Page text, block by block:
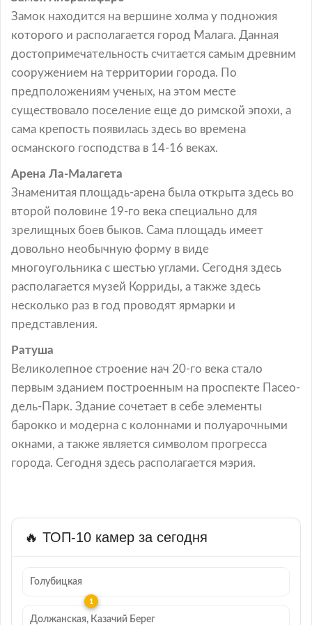
Замок находится на вершине холма у подножия
которого и располагается город Малага. Данная
достопримечательность считается самым древним
сооружением на территории города. По
предположениям ученых, на этом месте
существовало поселение еще до римской эпохи, а
сама крепость появилась здесь во времена
османского господства в 14-16 веках.
Арена Ла-Малагета
Знаменитая площадь-арена была открыта здесь во
второй половине 19-го века специально для
зрелищных боев быков. Сама площадь имеет
довольно необычную форму в виде
многоугольника с шестью углами. Сегодня здесь
располагается музей Корриды, а также здесь
несколько раз в год проводят ярмарки и
представления.
Ратуша
Великолепное строение нач 20-го века стало
первым зданием построенным на проспекте Пасео-
дель-Парк. Здание сочетает в себе элементы
барокко и модерна с колоннами и полуарочными
окнами, а также является символом прогресса
города. Сегодня здесь располагается мэрия.
🔥 ТОП-10 камер за сегодня
Голубицкая
Должанская, Казачий Берег